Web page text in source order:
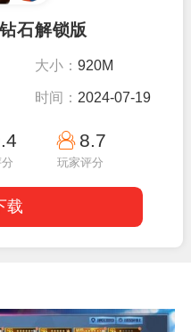
石解锁版
大小：920M
时间： 2024-07-19
19:36:10
8.7
玩家评分
载